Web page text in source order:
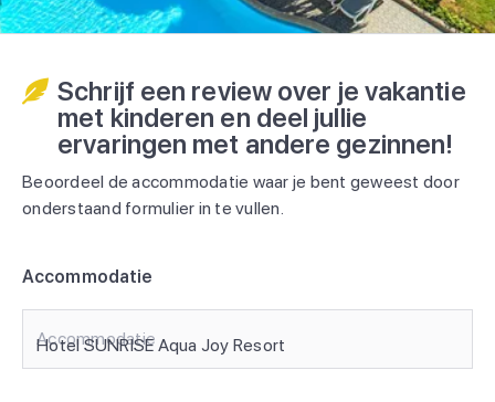
Schrijf een review over je vakantie
met kinderen en deel jullie
ervaringen met andere gezinnen!
Beoordeel de accommodatie waar je bent geweest door
onderstaand formulier in te vullen.
Accommodatie
Accommodatie